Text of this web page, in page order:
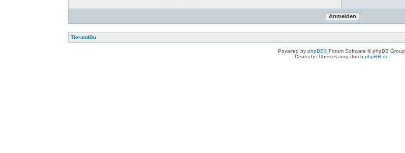
TierundDu
Powered by phpBB® Forum Software © phpBB Group
Deutsche Übersetzung durch phpBB.de